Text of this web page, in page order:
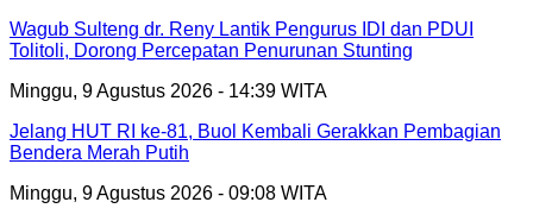
Wagub Sulteng dr. Reny Lantik Pengurus IDI dan PDUI
Tolitoli, Dorong Percepatan Penurunan Stunting
Minggu, 9 Agustus 2026 - 14:39 WITA
Jelang HUT RI ke-81, Buol Kembali Gerakkan Pembagian
Bendera Merah Putih
Minggu, 9 Agustus 2026 - 09:08 WITA